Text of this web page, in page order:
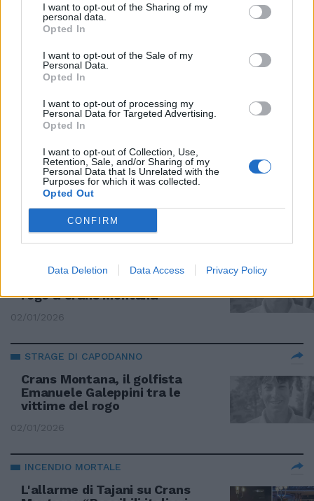
I want to opt-out of the Sharing of my
personal data.
Opted In
I want to opt-out of the Sale of my
Personal Data.
Opted In
I want to opt-out of processing my
Personal Data for Targeted Advertising.
Opted In
I want to opt-out of Collection, Use,
Retention, Sale, and/or Sharing of my
Personal Data that Is Unrelated with the
Purposes for which it was collected.
Opted Out
CONFIRM
Data Deletion Data Access Privacy Policy
STRAGE DI CAPODANNO
altri sei feriti. Genova offre Villa
Scassi per le cure
Trovata morta in albergo la
figlia del premio Oscar Tommy
Lee Jones
02/01/2026
STRAGE DI CAPODANNO
Aveva 16 anni Emanuele
rogo a Crans Montana
02/01/2026
STRAGE DI CAPODANNO
Crans Montana, il golfista
Emanuele Galeppini tra le
vittime del rogo
02/01/2026
INCENDIO MORTALE
L'allarme di Tajani su Crans